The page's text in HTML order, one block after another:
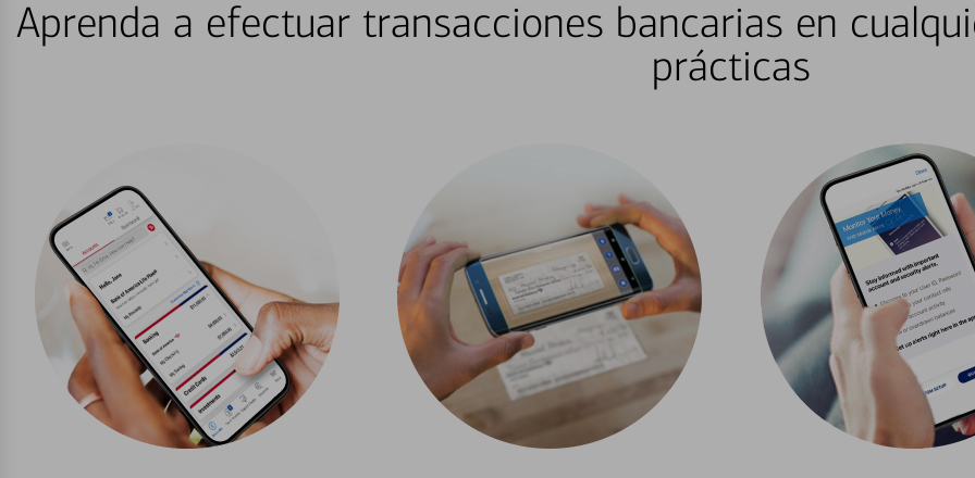
Aprenda a efectuar transacciones bancarias en
prácticas